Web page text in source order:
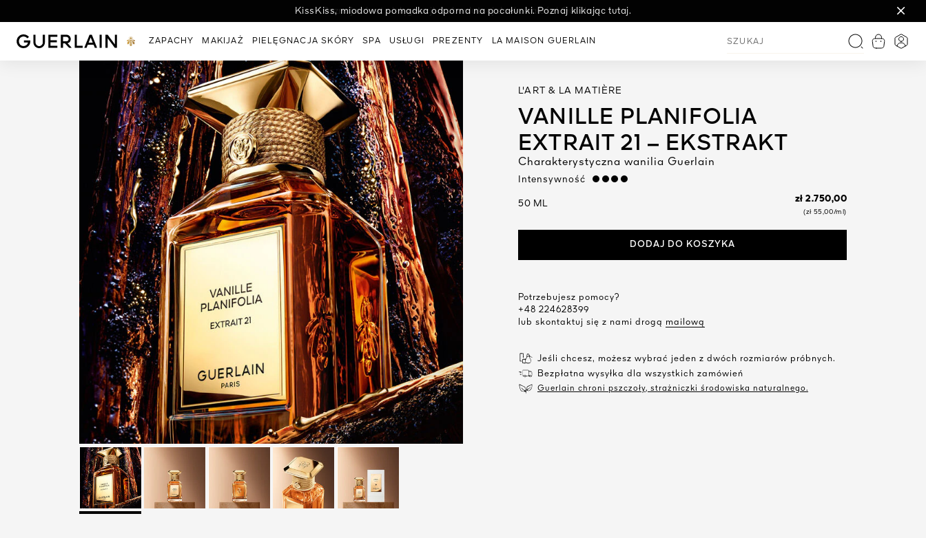
Poznaj sekret pielęgnacji o absolutnej doskonałości Guerlain.
KissKiss, miodowa pomadka odporna na pocałunki. Poznaj klikając tutaj.
Guerlain - (Powrót do strony głównej)
ZAPACHY MAKIJAŻ PIELĘGNACJA SKÓRY SPA USŁUGI PREZENTY LA MAISON GUERLAIN
SzukajZobacz
L'ART & LA MATIÈRE
VANILLE PLANIFOLIA
EXTRAIT 21 – EKSTRAKT
Charakterystyczna wanilia Guerlain
Intensywność strong
50 ML zł 2.750,00
(zł 55,00/ml)
DODAJ DO KOSZYKA
Potrzebujesz pomocy?
+48 224628399
lub skontaktuj się z nami drogą mailową
Jeśli chcesz, możesz wybrać jeden z dwóch rozmiarów próbnych.
Bezpłatna wysyłka dla wszystkich zamówień
Guerlain chroni pszczoły, strażniczki środowiska naturalnego.